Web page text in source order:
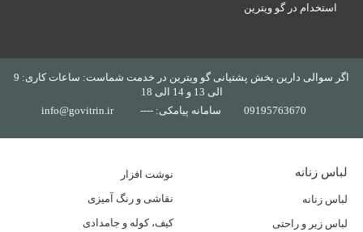
استخدام در گو ویترین
اگر سوالی دارین بخش پشتیانی گو ویترین در خدمت شماست: ساعات کاری: 9
الی 13 و 14 الی 18
09195763670
سامانه پیامکی: ---- info@govitrin.ir
لباس زنانه
لباس زنانه
لباس زیر و راحتی
نوشت افزار
نقاشی و رنگ آمیزی
کیف، کوله و جامدادی